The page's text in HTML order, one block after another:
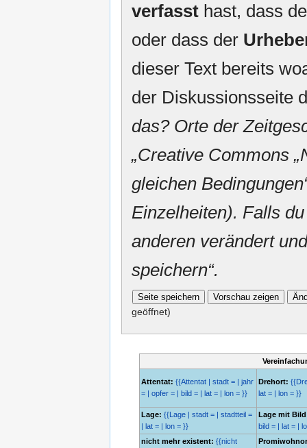
verfasst hast, dass
oder dass der
dieser Text bereits
der Diskussionsseite
das? Orte der
„Creative Commons
gleichen
Einzelheiten). Falls
anderen verändert
speichern“.
geöffnet)
Attentat: {{Attentat | stadt = | jahr
= | opfer = | bild = | lat = | lon = }}
Drehort:
lat = | lon = }}
Lage: {{Lage | stadt = | stadtteil =
| lat = | lon = }}
Lage mit
bild = | lat = |
nicht mehr existent: {{nicht